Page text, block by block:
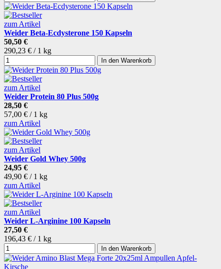
zum Artikel
Weider Beta-Ecdysterone 150 Kapseln
50,50 €
290,23 € / 1 kg
In den Warenkorb
zum Artikel
Weider Protein 80 Plus 500g
28,50 €
57,00 € / 1 kg
zum Artikel
zum Artikel
Weider Gold Whey 500g
24,95 €
49,90 € / 1 kg
zum Artikel
zum Artikel
Weider L-Arginine 100 Kapseln
27,50 €
196,43 € / 1 kg
In den Warenkorb